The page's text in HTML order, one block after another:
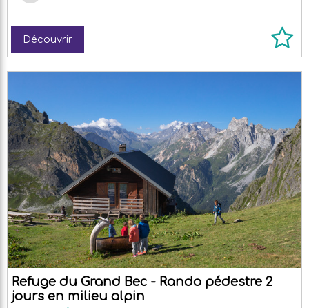
Découvrir
Refuge du Grand Bec - Rando pédestre 2
jours en milieu alpin